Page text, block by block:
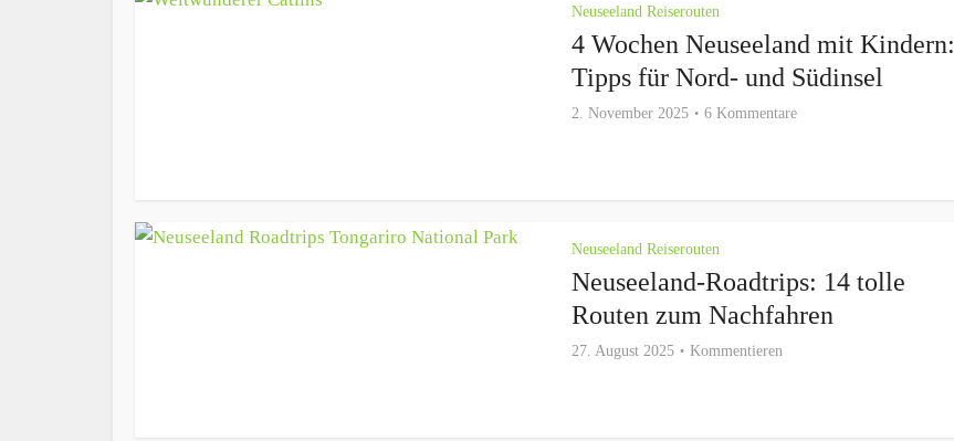
Neuseeland Reiserouten
4 Wochen Neuseeland mit Kindern:
Tipps für Nord- und Südinsel
2. November 2025 6 Kommentare
Neuseeland Reiserouten
Neuseeland-Roadtrips: 14 tolle
Routen zum Nachfahren
27. August 2025 Kommentieren